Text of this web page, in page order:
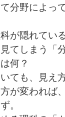
分野によっ
が隠れてい
てしまう「
何？
ても、見え
が変われば
。